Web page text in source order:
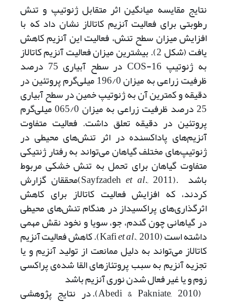
نتایج مقایسه میانگین اثر متقابل ژنوتیپ و تنش
رطوبتی برای فعالیت آنزیم کاتالاز نشان داد که با
افزایش میزان سطح تنش، فعالیت این آنزیم کاهش
یافت (شکل 2). بیشترین میزان فعالیت آنزیم کاتالاز
به ژنوتیپ COS-16 در سطح آبیاری 75 درصد
ظرفیت زراعی به میزان 196/0 میلی‌گرم پروتئین در
دقیقه و کمترین آن به ژنوتیپ خمین در سطح آبیاری
25 درصد ظرفیت زراعی به میزان 065/0 میلی‌گرم
پروتئین در دقیقه تعلق داشت. فعالیت متفاوت
آنزیم‌های پاداکسنده در اثر تنش‌های محیطی در
ژنوتیپ‌های مختلف گیاهان می‌تواند به رفتار ژنتیکی
متفاوت گیاهان برای تحمل به تنش خشکی مربوط
باشد .(Sayfzadeh et al ., 2011)محققان گزارش
کردند، که افزایش فعالیت کاتالاز برای کاهش
اثرگذاری‌های پراکسیداز در هنگام تنش‌های محیطی
در گیاهانی چون گندم، جو، سویا و نخود نقش مهمی
داشته است (Kafi et al ., 2010). کاهش فعالیت آنزیم
کاتالاز می‌تواند به دلیل ممانعت از تولید آنزیم و یا
تجزیه آنزیم به سبب پروتئازهای القا شده‌ی پراکسی
زوم و یا غیر فعال شدن نوری آنزیم باشد
(Abedi & Pakniate, 2010). در نتایج پژوهشی